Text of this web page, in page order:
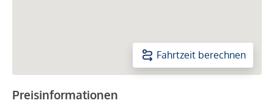
Fahrtzeit berechnen
Preisinformationen